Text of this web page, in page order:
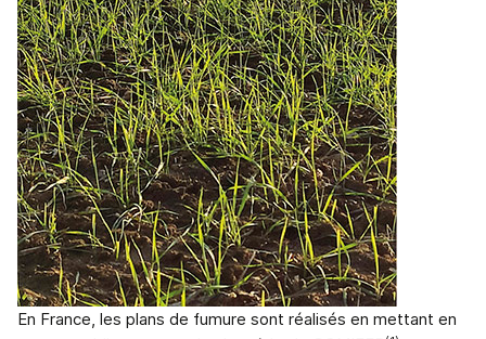
En France, les plans de fumure sont réalisés en mettant en